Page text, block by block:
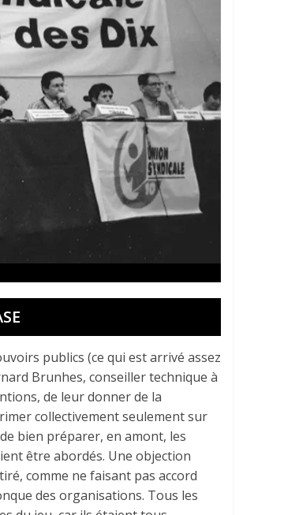
publics (ce qui est arrivé assez
Brunhes, conseiller technique à
de leur donner de la
collectivement seulement sur
bien préparer, en amont, les
être abordés. Une objection
comme ne faisant pas accord
des organisations. Tous les